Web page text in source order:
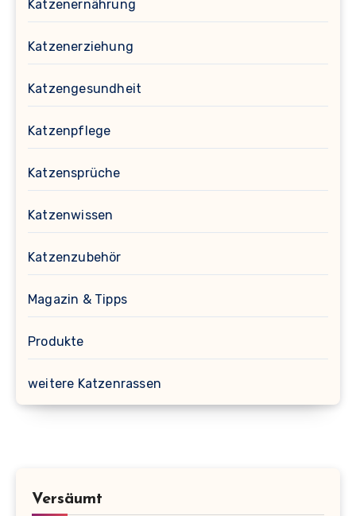
Katzenernährung
Katzenerziehung
Katzengesundheit
Katzenpflege
Katzensprüche
Katzenwissen
Katzenzubehör
Magazin & Tipps
Produkte
weitere Katzenrassen
Versäumt